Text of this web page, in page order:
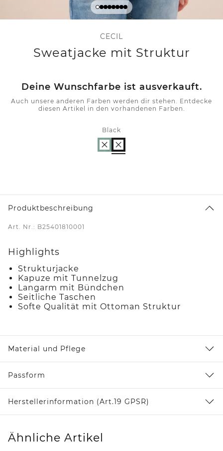
CECIL
Sweatjacke mit Struktur
Deine Wunschfarbe ist ausverkauft.
Auch unsere anderen Farben werden dir stehen. Entdecke
diesen Artikel in den vorhandenen Farben.
Black
Produktbeschreibung
Art. Nr.: B25401810001
Highlights
Strukturjacke
Kapuze mit Tunnelzug
Langarm mit Bündchen
Seitliche Taschen
Softe Qualität mit Ottoman Struktur
Material und Pflege
Passform
Herstellerinformation (Art.19 GPSR)
Ähnliche Artikel